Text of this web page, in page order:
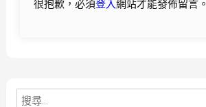
很抱歉，必須登入網站才能發佈留言。